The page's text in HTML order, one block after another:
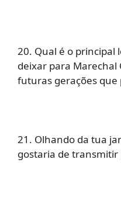
20. Qual é o principal
deixar para Marechal
futuras gerações que
21. Olhando da tua
gostaria de transmitir